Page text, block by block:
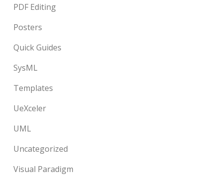
PDF Editing
Posters
Quick Guides
SysML
Templates
UeXceler
UML
Uncategorized
Visual Paradigm